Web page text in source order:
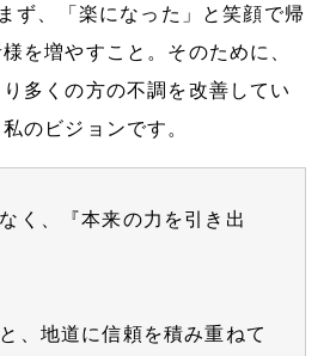
ず、「楽になった」と笑顔で帰
を増やすこと。そのために、
多くの方の不調を改善してい
のビジョンです。
く、『本来の力を引き出
、地道に信頼を積み重ねて